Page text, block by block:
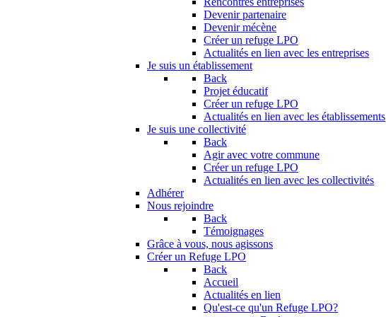
Devenir partenaire
Devenir mécène
Créer un refuge LPO
Actualités en lien avec les entreprises
Je suis un établissement
Back
Projet éducatif
Créer un refuge LPO
Actualités en lien avec les établissements
Je suis une collectivité
Back
Agir avec votre commune
Créer un refuge LPO
Actualités en lien avec les collectivités
Adhérer
Nous rejoindre
Back
Témoignages
Grâce à vous, nous agissons
Créer un Refuge LPO
Back
Accueil
Actualités en lien
Qu'est-ce qu'un Refuge LPO?